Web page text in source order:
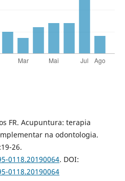
FR. Acupuntura: terapia
na odontologia.
26.
0118.20190064. DOI:
0118.20190064